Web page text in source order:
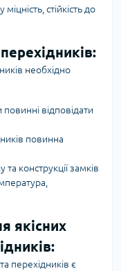
стійкість до
необхідно
відповідати
повинна
та конструкції замків
якісних
перехідників є